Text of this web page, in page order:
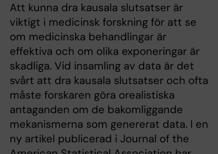
Att kunna dra kausala slutsatser är
viktigt i medicinsk forskning för att se
om medicinska behandlingar är
effektiva och om olika exponeringar är
skadliga. Vid insamling av data är det
svårt att dra kausala slutsatser och ofta
måste forskaren göra orealistiska
antaganden om de bakomliggande
mekanismerna som genererat data. I en
ny artikel publicerad i Journal of the